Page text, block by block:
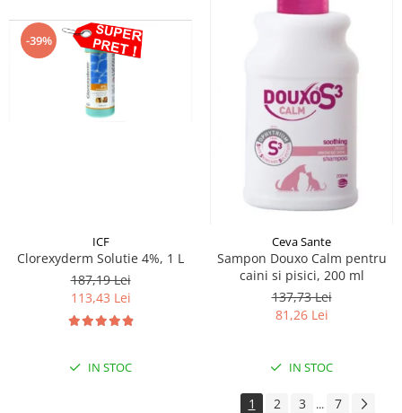
-39%
ICF
Clorexyderm Solutie 4%, 1 L
187,19 Lei
113,43 Lei
IN STOC
Ceva Sante
Sampon Douxo Calm pentru
caini si pisici, 200 ml
137,73 Lei
81,26 Lei
IN STOC
1 2 3 ... 7